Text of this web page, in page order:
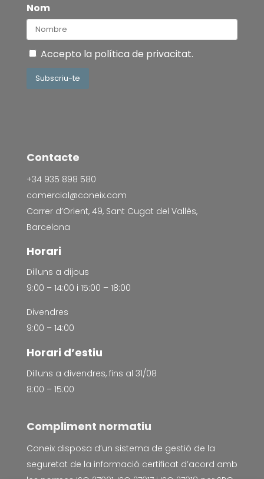
Nom
Accepto la política de privacitat.
Subscriu-te
Contacte
+34 935 898 580
comercial@coneix.com
Carrer d’Orient, 49, Sant Cugat del Vallès,
Barcelona
Horari
Dilluns a dijous
9:00 – 14:00 i 15:00 – 18:00
Divendres
9:00 – 14:00
Horari d’estiu
Dilluns a divendres, fins al 31/08
8:00 – 15:00
Compliment normatiu
Coneix disposa d’un sistema de gestió de la
seguretat de la informació certificat d’acord amb